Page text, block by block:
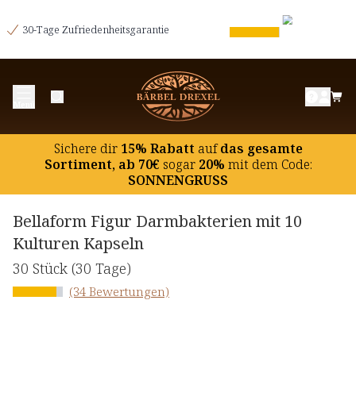
30-Tage Zufriedenheitsgarantie
Sichere dir15% Rabatt aufdas gesamte
Sortiment, ab 70€ sogar20% mit dem Code:
SONNENGRUSS
Bellaform Figur Darmbakterien mit 10
Kulturen Kapseln
30 Stück (30 Tage)
(34 Bewertungen)